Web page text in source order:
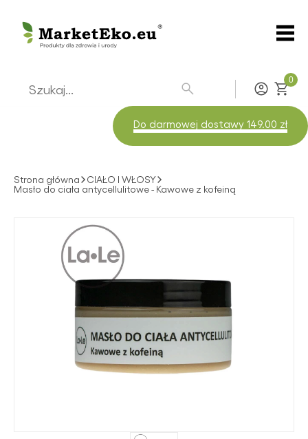
Zaloguj
0
Do darmowej dostawy 149.00 zł
Strona główna
CIAŁO I WŁOSY
Masło do ciała antycellulitowe - Kawowe z kofeiną